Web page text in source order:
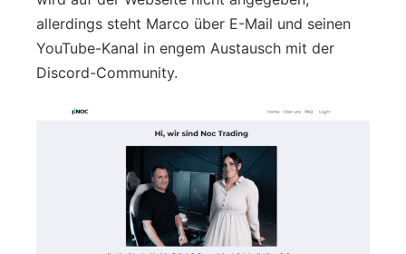
allerdings steht Marco über E-Mail und seinen
YouTube-Kanal in engem Austausch mit der
Discord-Community.